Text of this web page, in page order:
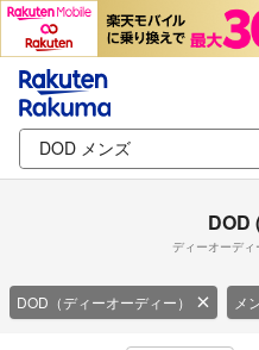
DOD
ディーオーデ
DOD（ディーオーディー） メ